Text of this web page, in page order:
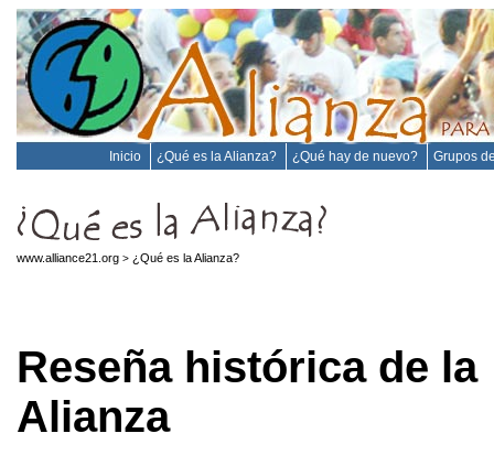
Inicio ¿Qué es la Alianza? ¿Qué hay de nuevo? Grupos
www.alliance21.org > ¿Qué es la Alianza?
Reseña histórica de la
Alianza